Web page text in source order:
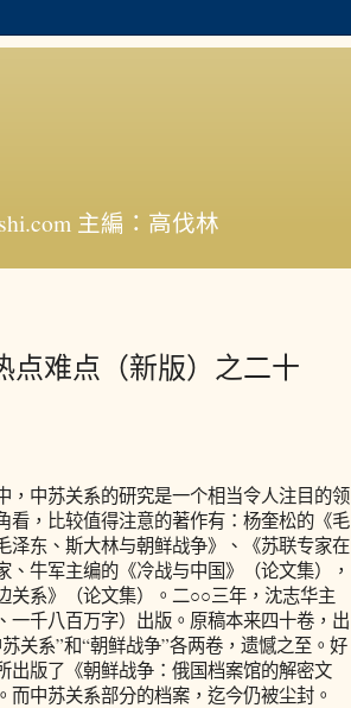
主編：高伐林
点难点（新版）之二十
中苏关系的研究是一个相当令人注目的领
，比较值得注意的著作有：杨奎松的《毛
东、斯大林与朝鲜战争》、《苏联专家在
牛军主编的《冷战与中国》（论文集），
关系》（论文集）。二○○三年，沈志华主
千八百万字）出版。原稿本来四十卷，出
关系”和“朝鲜战争”各两卷，遗憾之至。好
出版了《朝鲜战争：俄国档案馆的解密文
中苏关系部分的档案，迄今仍被尘封。